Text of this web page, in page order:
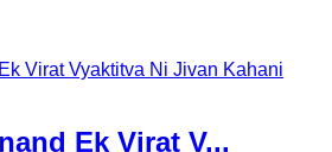
Ek Virat V...